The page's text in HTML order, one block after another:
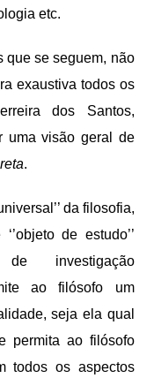
etc.
que se seguem, não
exaustiva todos os
dos Santos,
uma visão geral de
.
da filosofia,
de estudo’’
investigação
ao filósofo um
seja ela qual
permita ao filósofo
todos os aspectos